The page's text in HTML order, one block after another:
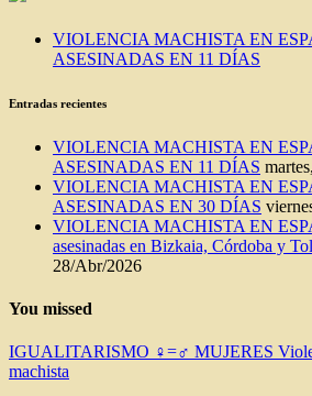
VIOLENCIA MACHISTA EN
ASESINADAS EN 11 DÍAS
Entradas recientes
VIOLENCIA MACHISTA EN
ASESINADAS EN 11 DÍAS
VIOLENCIA MACHISTA EN
ASESINADAS EN 30 DÍAS
VIOLENCIA MACHISTA EN
asesinadas en Bizkaia, Córdoba y
28/Abr/2026
You missed
IGUALITARISMO ♀=♂ MUJERES
machista